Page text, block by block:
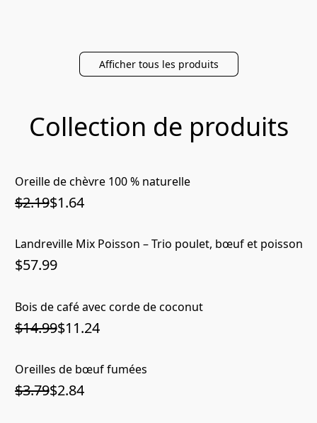
Afficher tous les produits
Collection de produits
Oreille de chèvre 100 % naturelle
$2.19$1.64
Landreville Mix Poisson – Trio poulet, bœuf et poisson
$57.99
Bois de café avec corde de coconut
$14.99$11.24
Oreilles de bœuf fumées
$3.79$2.84